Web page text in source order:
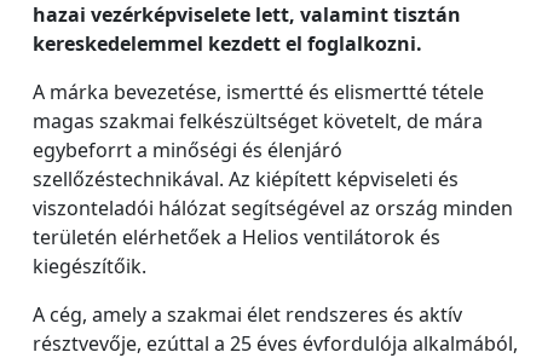
hazai vezérképviselete lett, valamint tisztán
kereskedelemmel kezdett el foglalkozni.
A márka bevezetése, ismertté és elismertté tétele
magas szakmai felkészültséget követelt, de mára
egybeforrt a minőségi és élenjáró
szellőzéstechnikával. Az kiépített képviseleti és
viszonteladói hálózat segítségével az ország minden
területén elérhetőek a Helios ventilátorok és
kiegészítőik.
A cég, amely a szakmai élet rendszeres és aktív
résztvevője, ezúttal a 25 éves évfordulója alkalmából,